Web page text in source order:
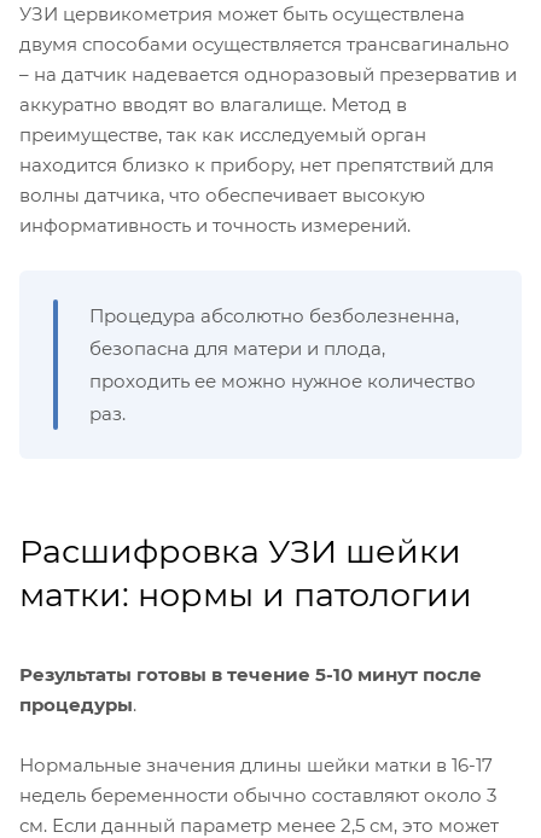
УЗИ цервикометрия может быть осуществлена
двумя способами осуществляется трансвагинально
– на датчик надевается одноразовый презерватив и
аккуратно вводят во влагалище. Метод в
преимуществе, так как исследуемый орган
находится близко к прибору, нет препятствий для
волны датчика, что обеспечивает высокую
информативность и точность измерений.
Процедура абсолютно безболезненна,
безопасна для матери и плода,
проходить ее можно нужное количество
раз.
Расшифровка УЗИ шейки
матки: нормы и патологии
Результаты готовы в течение 5-10 минут после
процедуры.
Нормальные значения длины шейки матки в 16-17
недель беременности обычно составляют около 3
см. Если данный параметр менее 2,5 см, это может